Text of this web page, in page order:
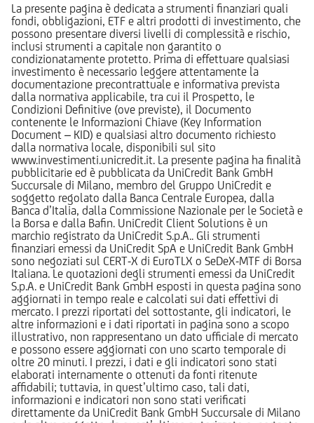
La presente pagina è dedicata a strumenti finanziari quali
fondi, obbligazioni, ETF e altri prodotti di investimento, che
possono presentare diversi livelli di complessità e rischio,
inclusi strumenti a capitale non garantito o
condizionatamente protetto. Prima di effettuare qualsiasi
investimento è necessario leggere attentamente la
documentazione precontrattuale e informativa prevista
dalla normativa applicabile, tra cui il Prospetto, le
Condizioni Definitive (ove previste), il Documento
contenente le Informazioni Chiave (Key Information
Document – KID) e qualsiasi altro documento richiesto
dalla normativa locale, disponibili sul sito
www.investimenti.unicredit.it. La presente pagina ha finalità
pubblicitarie ed è pubblicata da UniCredit Bank GmbH
Succursale di Milano, membro del Gruppo UniCredit e
soggetto regolato dalla Banca Centrale Europea, dalla
Banca d’Italia, dalla Commissione Nazionale per le Società e
la Borsa e dalla Bafin. UniCredit Client Solutions è un
marchio registrato da UniCredit S.p.A.. Gli strumenti
finanziari emessi da UniCredit SpA e UniCredit Bank GmbH
sono negoziati sul CERT-X di EuroTLX o SeDeX-MTF di Borsa
Italiana. Le quotazioni degli strumenti emessi da UniCredit
S.p.A. e UniCredit Bank GmbH esposti in questa pagina sono
aggiornati in tempo reale e calcolati sui dati effettivi di
mercato. I prezzi riportati del sottostante, gli indicatori, le
altre informazioni e i dati riportati in pagina sono a scopo
illustrativo, non rappresentano un dato ufficiale di mercato
e possono essere aggiornati con uno scarto temporale di
oltre 20 minuti. I prezzi, i dati e gli indicatori sono stati
elaborati internamente o ottenuti da fonti ritenute
affidabili; tuttavia, in quest’ultimo caso, tali dati,
informazioni e indicatori non sono stati verificati
direttamente da UniCredit Bank GmbH Succursale di Milano